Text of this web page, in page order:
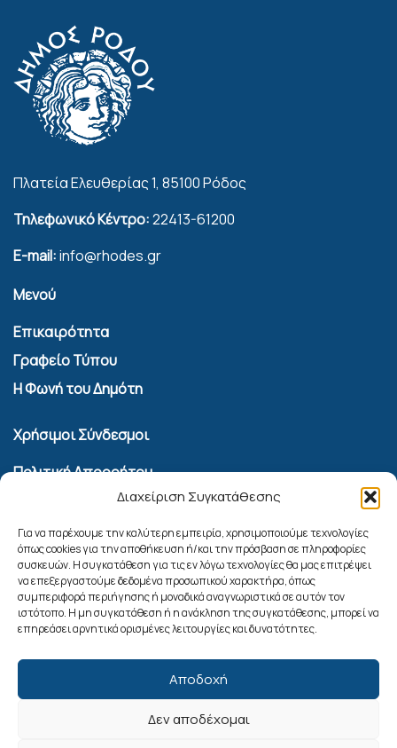
Διαχείριση Συγκατάθεσης
Για να παρέχουμε την καλύτερη εμπειρία, χρησιμοποιούμε τεχνολογίες
όπως cookies για την αποθήκευση ή/και την πρόσβαση σε πληροφορίες
συσκευών. Η συγκατάθεση για τις εν λόγω τεχνολογίες θα μας επιτρέψει
να επεξεργαστούμε δεδομένα προσωπικού χαρακτήρα, όπως
συμπεριφορά περιήγησης ή μοναδικά αναγνωριστικά σε αυτόν τον
ιστότοπο. Η μη συγκατάθεση ή η ανάκληση της συγκατάθεσης, μπορεί να
επηρεάσει αρνητικά ορισμένες λειτουργίες και δυνατότητες.
Αποδοχή
Δεν αποδέχομαι
Πλατεία Ελευθερίας 1, 85100 Ρόδος
Τηλεφωνικό Κέντρο:22413-61200
E-mail:info@rhodes.gr
Μενού
Επικαιρότητα
Γραφείο Τύπου
Η Φωνή του Δημότη
Χρήσιμοι Σύνδεσμοι
Πολιτική Απορρήτου
Όροι Χρήσης Υπηρεσίας Επικοινωνίας
Πολιτική Cookies (ΕΕ)
Αναζήτηση